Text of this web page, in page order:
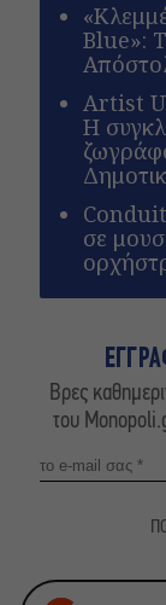
Blue»:
Artist
Η
σε
Βρες
του